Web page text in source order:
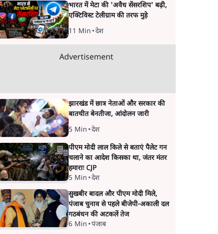
भारत में मेटा की 'अवैध सेंसरशिप' बढ़ी,
एक्टिविस्ट टेलीग्राम की तरफ मुड़े
11 Min •देश
Advertisement
झारखंड में छात्र नेताओं और सरकार की
बातचीत बेनतीजा, आंदोलन जारी
5 Min •देश
पीएम मोदी लाल किले से बताएं पैलेट गन
चलाने का आदेश किसका था, जंतर मंतर
हमाराः CJP
5 Min •देश
सुखबीर बादल और पीएम मोदी मिले,
पंजाब चुनाव से पहले बीजेपी-अकाली दल
गठबंधन की अटकलें तेज
6 Min •पंजाब